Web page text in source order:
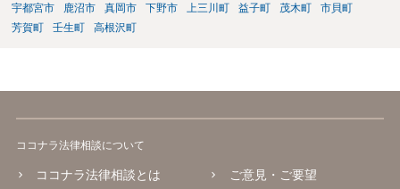
宇都宮市
鹿沼市 真岡市 下野市 上三川町 益子町 茂木町
市貝町
芳賀町
壬生町 高根沢町
ココナラ法律相談について
ココナラ法律相談とは
ご意見・ご要望